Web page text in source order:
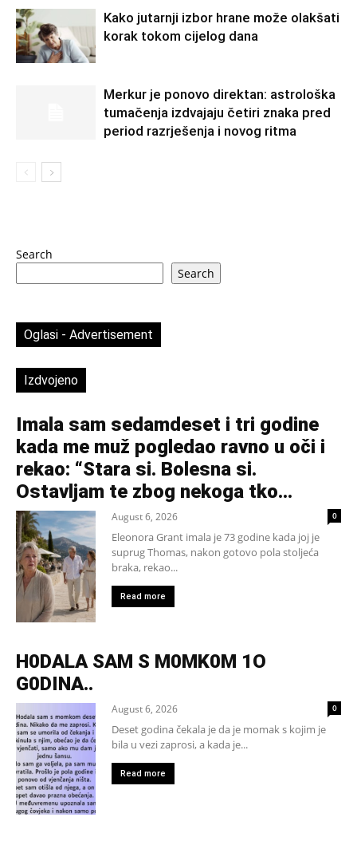
Kako jutarnji izbor hrane može olakšati
korak tokom cijelog dana
Merkur je ponovo direktan: astrološka
tumačenja izdvajaju četiri znaka pred
period razrješenja i novog ritma
Search
Search
Oglasi - Advertisement
Izdvojeno
Imala sam sedamdeset i tri godine
kada me muž pogledao ravno u oči i
rekao: “Stara si. Bolesna si.
Ostavljam te zbog nekoga tko...
August 6, 2026 0
Eleonora Grant imala je 73 godine kada joj je
suprug Thomas, nakon gotovo pola stoljeća
braka, rekao...
Read more
H0DALA SAM S M0MK0M 1O
G0DINA..
August 6, 2026 0
Deset godina čekala je da je momak s kojim je
bila u vezi zaprosi, a kada je...
Read more